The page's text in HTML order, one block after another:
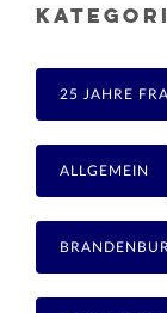
25 JAHRE
ALLGEMEIN